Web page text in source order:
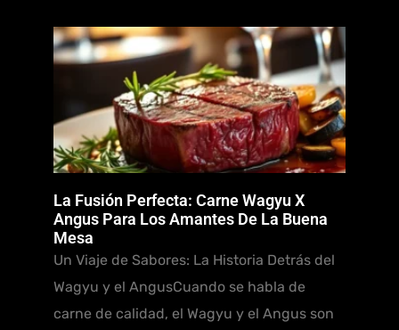
La Fusión Perfecta: Carne Wagyu X
Angus Para Los Amantes De La Buena
Mesa
Un Viaje de Sabores: La Historia Detrás del
Wagyu y el AngusCuando se habla de
carne de calidad, el Wagyu y el Angus son